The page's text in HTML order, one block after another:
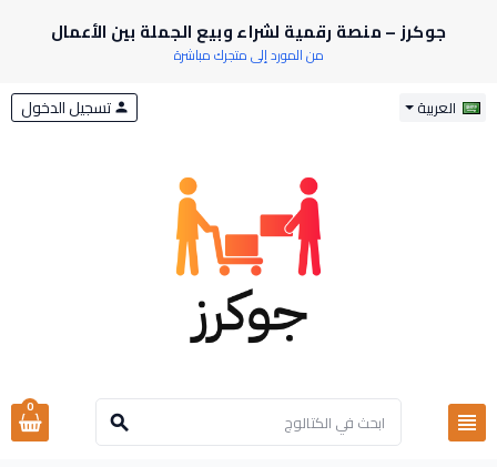
جوكرز – منصة رقمية لشراء وبيع الجملة بين الأعمال
من المورد إلى متجرك مباشرة
العربية
view_headline
search
person تسجيل الدخول
0